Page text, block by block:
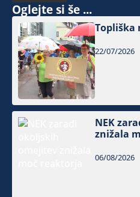
Oglejte si še ...
Topliška
22/07/2026
NEK
znižala
06/08/2026